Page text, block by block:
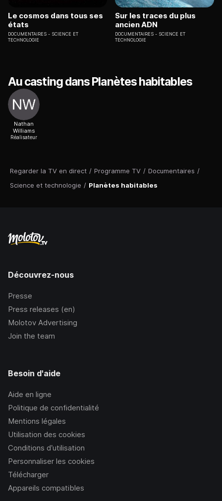
Regarder la TV en direct / Programme TV / Documentaires /
Science et technologie / Planètes habitables
Le cosmos dans tous ses
états
DOCUMENTAIRES
SCIENCE ET
TECHNOLOGIE
Sur les traces du plus
ancien ADN
DOCUMENTAIRES
SCIENCE ET
TECHNOLOGIE
Au casting dans Planètes habitables
Nathan
Williams
Réalisateur
Découvrez-nous
Presse
Press releases (en)
Molotov Advertising
Join the team
Besoin d'aide
Aide en ligne
Politique de confidentialité
Mentions légales
Utilisation des cookies
Conditions d’utilisation
Personnaliser les cookies
Télécharger
Appareils compatibles